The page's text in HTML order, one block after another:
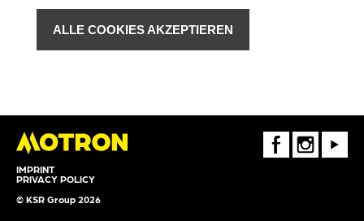
IMPRINT
PRIVACY POLICY
© KSR Group 2026
FaceBookInstagramYoutube
ALLE COOKIES AKZEPTIEREN